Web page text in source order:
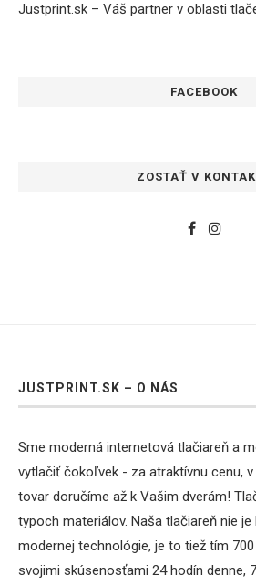
Justprint.sk – Váš partner v oblasti
FACEBOOK
ZOSTAŤ V
JUSTPRINT.SK – O NÁS
Sme moderná internetová tlačiareň a
vytlačiť čokoľvek - za atraktívnu cenu,
tovar doručíme až k Vašim dverám!
typoch materiálov. Naša tlačiareň nie je
modernej technológie, je to tiež tím
svojimi skúsenosťami 24 hodín denne,